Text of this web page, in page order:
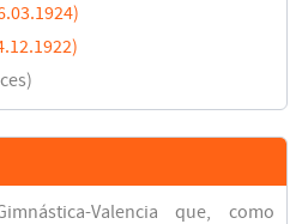
Valencia que, como